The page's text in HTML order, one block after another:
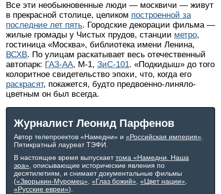
Все эти необыкновенные люди — москвичи — живут
в прекрасной столице, целиком построенной за
последние лет пять. Городские декорации фильма —
жилые громады у Чистых прудов, станции метро,
гостиница «Москва», библиотека имени Ленина,
ВСХВ. По улицам раскатывает весь отечественный
автопарк: ГАЗ-АА, М-1, ЗиС-101. «Подкидыш» до того
колоритное свидетельство эпохи, что, когда его
раскрасят, покажется, будто предвоенно-линяло-
цветным он был всегда.
Журналист Леонид Парфенов
Автор телепроектов «Намедни» и «Российская империя».
Пятикратный лауреат ТЭФИ.
В настоящее время выпускает тома «Намедни. Наша
эра», описывающие исторические явления по
десятилетиям, и снимает документальные фильмы
(«Зворыкин-Муромец», «Глаз божий», «Цвет нации»,
«Русские евреи»).